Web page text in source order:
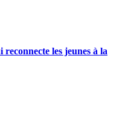
reconnecte les jeunes à la